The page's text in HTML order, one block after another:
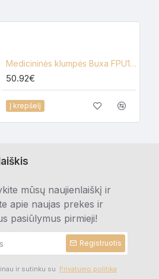
Medicininės klumpės Buxa FPU10, juoda/balta
50.92€
Į krepšelį
mūsų naujienlaiškį ir
apie naujas prekes ir
pasiūlymus pirmieji!
Registruotis
ir sutinku su Privatumo politika